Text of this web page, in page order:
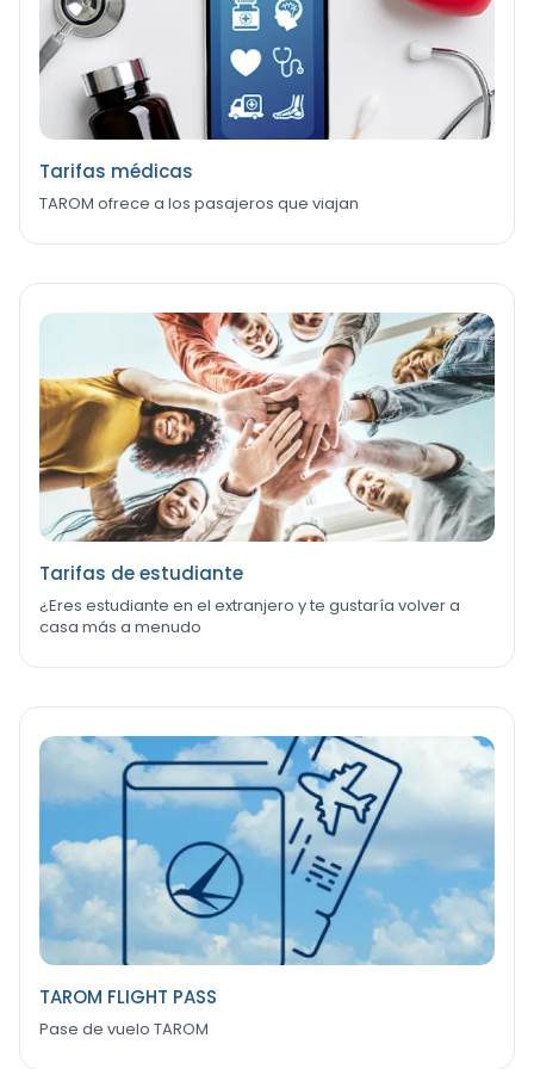
Tarifas médicas
TAROM ofrece a los pasajeros que viajan
Tarifas de estudiante
¿Eres estudiante en el extranjero y te gustaría volver a
casa más a menudo
TAROM FLIGHT PASS
Pase de vuelo TAROM